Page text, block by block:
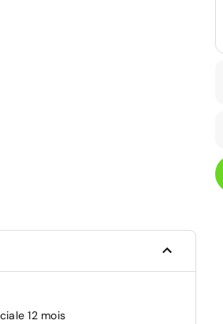
12 mois